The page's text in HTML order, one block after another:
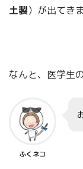
土製）が出てき
なんと、医学生
ふくネコ